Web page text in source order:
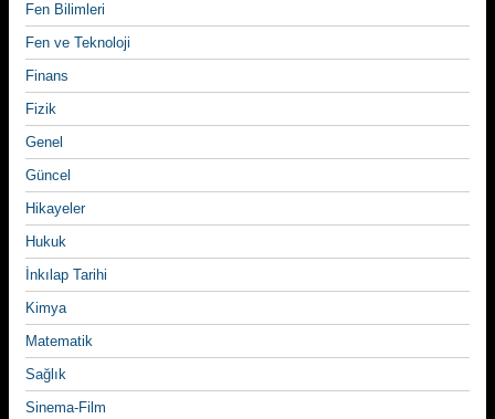
Fen Bilimleri
Fen ve Teknoloji
Finans
Fizik
Genel
Güncel
Hikayeler
Hukuk
İnkılap Tarihi
Kimya
Matematik
Sağlık
Sinema-Film